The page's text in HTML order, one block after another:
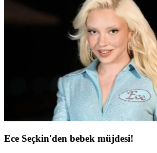
Ece Seçkin'den bebek müjdesi!